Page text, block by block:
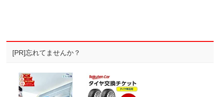
[PR]忘れてませんか？